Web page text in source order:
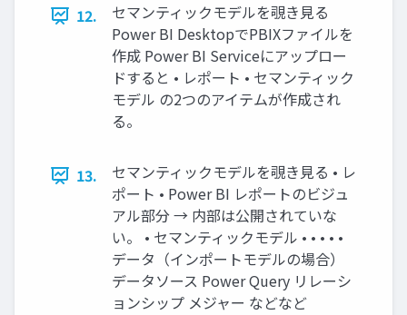
12.
セマンティックモデルを覗き見る
Power BI DesktopでPBIXファイルを
作成 Power BI Serviceにアップロー
ドすると • レポート • セマンティック
モデル の2つのアイテムが作成され
る。
13.
セマンティックモデルを覗き見る • レ
ポート • Power BI レポートのビジュ
アル部分 → 内部は公開されていな
い。 • セマンティックモデル • • • • •
データ（インポートモデルの場合）
データソース Power Query リレーシ
ョンシップ メジャー などなど